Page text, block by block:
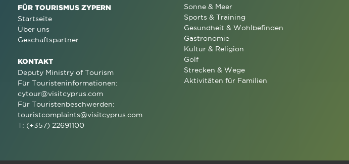
FÜR TOURISMUS ZYPERN
Startseite
Über uns
Geschäftspartner
KONTAKT
Deputy Ministry of Tourism
Für Touristeninformationen:
cytour@visitcyprus.com
Für Touristenbeschwerden:
touristcomplaints@visitcyprus.com
T: (+357) 22691100
Sonne & Meer
Sports & Training
Gesundheit & Wohlbefinden
Gastronomie
Kultur & Religion
Golf
Strecken & Wege
Aktivitäten für Familien